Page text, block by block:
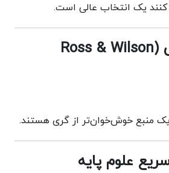
یک انتخاب عالی است.
۷. آناتومی راس (Ross & Wilson
یک منبع خوش‌خوان‌تر از گری هستند.